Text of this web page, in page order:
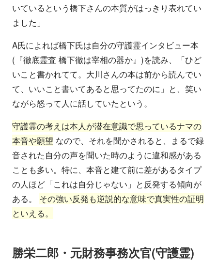
いているという橋下さんの本質がはっきり表れてい
ました」
A氏によれば橋下氏は自分の守護霊インタビュー本
(『徹底霊査 橋下徹は宰相の器か』)を読み、「ひど
いこと書かれてて。大川さんの本は前から読んでい
て、いいこと書いてあると思ってたのに」と、笑い
ながら怒って人に話していたという。
守護霊の考えは本人が潜在意識で思っているナマの
本音や願望 なので、それを聞かされると、まるで録
音された自分の声を聞いた時のように違和感がある
ことも多い。特に、本音と建て前に差があるタイプ
の人ほど「これは自分じゃない」と反発する傾向が
ある。 その強い反発も逆説的な意味で真実性の証明
といえる。
勝栄二郎・元財務事務次官(守護霊)